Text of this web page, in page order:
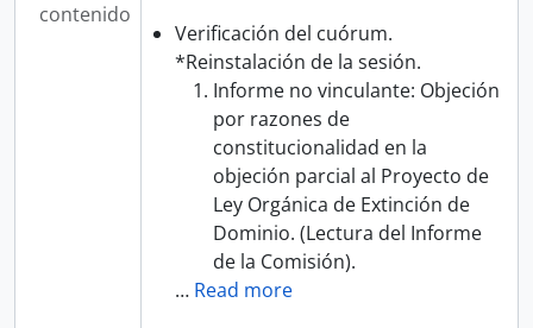
contenido
Verificación del cuórum.
*Reinstalación de la sesión.
Informe no vinculante: Objeción
por razones de
constitucionalidad en la
objeción parcial al Proyecto de
Ley Orgánica de Extinción de
Dominio. (Lectura del Informe
de la Comisión).
… Read more